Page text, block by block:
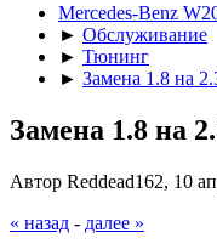
Mercedes-Benz
► Обслуживание
► Тюнинг
► Замена 1.8 на
Замена 1.8 на
Автор Reddead162, 10
« назад - далее »